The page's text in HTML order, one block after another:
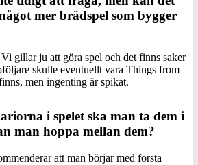
mer brädspel som bygger
gillar ju att göra spel och det finns saker
skulle eventuellt vara Things from
men ingenting är spikat.
i spelet ska man ta dem i
man hoppa mellan dem?
att man börjar med första